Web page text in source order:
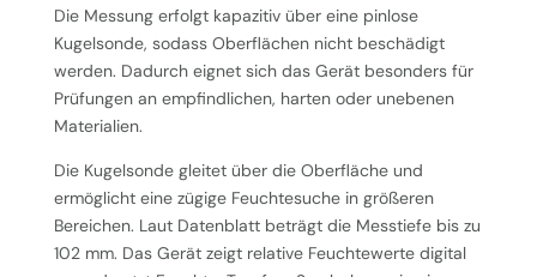
Die Messung erfolgt kapazitiv über eine pinlose
Kugelsonde, sodass Oberflächen nicht beschädigt
werden. Dadurch eignet sich das Gerät besonders für
Prüfungen an empfindlichen, harten oder unebenen
Materialien.
Die Kugelsonde gleitet über die Oberfläche und
ermöglicht eine zügige Feuchtesuche in größeren
Bereichen. Laut Datenblatt beträgt die Messtiefe bis zu
102 mm. Das Gerät zeigt relative Feuchtewerte digital